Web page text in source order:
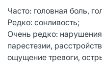
Часто: головная боль,
Редко: сонливость;
Очень редко:
парестезии,
ощущение тревоги,